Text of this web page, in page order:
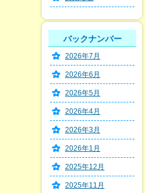
バックナンバー
2026年7月
2026年6月
2026年5月
2026年4月
2026年3月
2026年1月
2025年12月
2025年11月